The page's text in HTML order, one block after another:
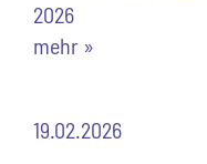
2026
mehr »
19.02.2026